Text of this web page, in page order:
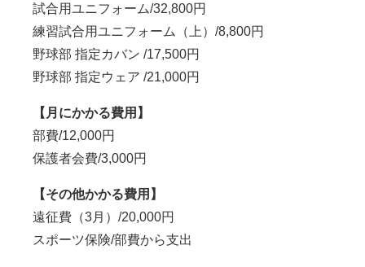
試合用ユニフォーム/32,800円
練習試合用ユニフォーム（上）/8,800円
野球部 指定カバン /17,500円
野球部 指定ウェア /21,000円
【月にかかる費用】
部費/12,000円
保護者会費/3,000円
【その他かかる費用】
遠征費（3月）/20,000円
スポーツ保険/部費から支出